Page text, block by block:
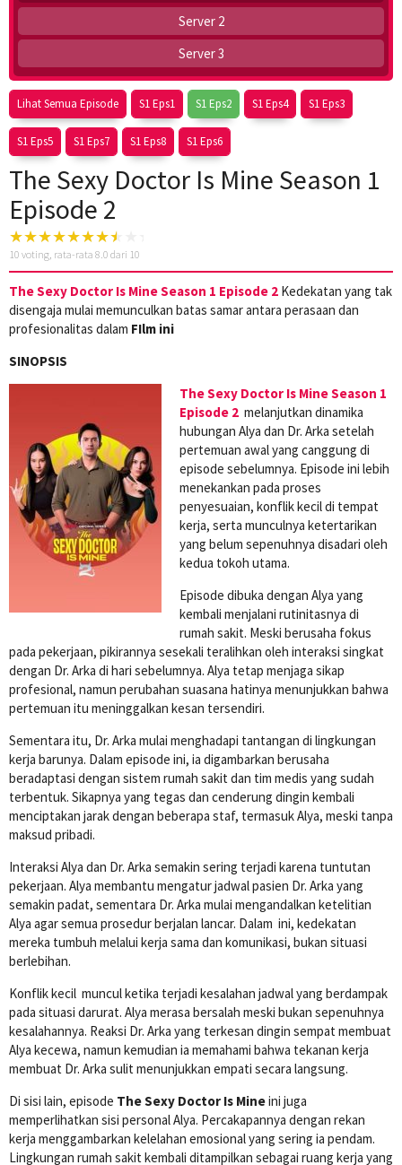
Server 2
Server 3
Lihat Semua Episode S1 Eps1 S1 Eps2 S1 Eps4 S1 Eps3
S1 Eps5 S1 Eps7 S1 Eps8 S1 Eps6
The Sexy Doctor Is Mine Season 1
Episode 2
10 voting, rata-rata 8.0 dari 10
The Sexy Doctor Is Mine Season 1 Episode 2 Kedekatan yang tak
disengaja mulai memunculkan batas samar antara perasaan dan
profesionalitas dalam FIlm ini
SINOPSIS
The Sexy Doctor Is Mine Season 1
Episode 2 melanjutkan dinamika
hubungan Alya dan Dr. Arka setelah
pertemuan awal yang canggung di
episode sebelumnya. Episode ini lebih
menekankan pada proses
penyesuaian, konflik kecil di tempat
kerja, serta munculnya ketertarikan
yang belum sepenuhnya disadari oleh
kedua tokoh utama.
Episode dibuka dengan Alya yang
kembali menjalani rutinitasnya di
rumah sakit. Meski berusaha fokus
pada pekerjaan, pikirannya sesekali teralihkan oleh interaksi singkat
dengan Dr. Arka di hari sebelumnya. Alya tetap menjaga sikap
profesional, namun perubahan suasana hatinya menunjukkan bahwa
pertemuan itu meninggalkan kesan tersendiri.
Sementara itu, Dr. Arka mulai menghadapi tantangan di lingkungan
kerja barunya. Dalam episode ini, ia digambarkan berusaha
beradaptasi dengan sistem rumah sakit dan tim medis yang sudah
terbentuk. Sikapnya yang tegas dan cenderung dingin kembali
menciptakan jarak dengan beberapa staf, termasuk Alya, meski tanpa
maksud pribadi.
Interaksi Alya dan Dr. Arka semakin sering terjadi karena tuntutan
pekerjaan. Alya membantu mengatur jadwal pasien Dr. Arka yang
semakin padat, sementara Dr. Arka mulai mengandalkan ketelitian
Alya agar semua prosedur berjalan lancar. Dalam ini, kedekatan
mereka tumbuh melalui kerja sama dan komunikasi, bukan situasi
berlebihan.
Konflik kecil muncul ketika terjadi kesalahan jadwal yang berdampak
pada situasi darurat. Alya merasa bersalah meski bukan sepenuhnya
kesalahannya. Reaksi Dr. Arka yang terkesan dingin sempat membuat
Alya kecewa, namun kemudian ia memahami bahwa tekanan kerja
membuat Dr. Arka sulit menunjukkan empati secara langsung.
Di sisi lain, episode The Sexy Doctor Is Mineini juga
memperlihatkan sisi personal Alya. Percakapannya dengan rekan
kerja menggambarkan kelelahan emosional yang sering ia pendam.
Lingkungan rumah sakit kembali ditampilkan sebagai ruang kerja yang